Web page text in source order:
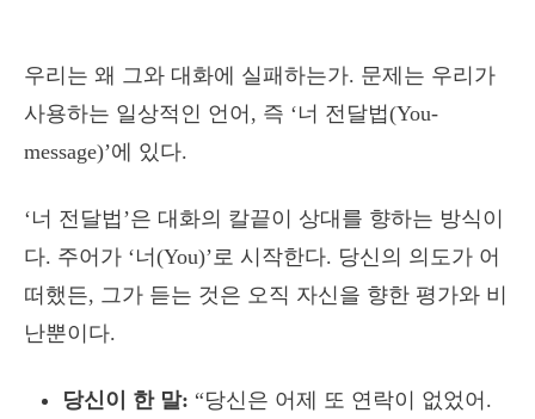
우리는 왜 그와 대화에 실패하는가. 문제는 우리가
사용하는 일상적인 언어, 즉 ‘너 전달법(You-
message)’에 있다.
‘너 전달법’은 대화의 칼끝이 상대를 향하는 방식이
다. 주어가 ‘너(You)’로 시작한다. 당신의 의도가 어
떠했든, 그가 듣는 것은 오직 자신을 향한 평가와 비
난뿐이다.
당신이 한 말: “당신은 어제 또 연락이 없었어.